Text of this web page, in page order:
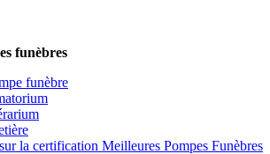
funèbres
funèbre
la certification Meilleures Pompes Funèbres